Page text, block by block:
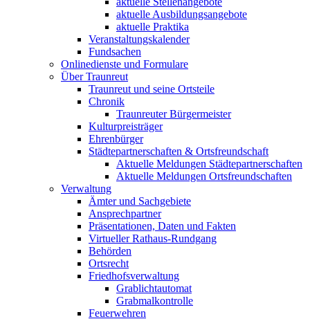
aktuelle Ausbildungsangebote
aktuelle Praktika
Veranstaltungskalender
Fundsachen
Onlinedienste und Formulare
Über Traunreut
Traunreut und seine Ortsteile
Chronik
Traunreuter Bürgermeister
Kulturpreisträger
Ehrenbürger
Städtepartnerschaften & Ortsfreundschaft
Aktuelle Meldungen Städtepartnerschaften
Aktuelle Meldungen Ortsfreundschaften
Verwaltung
Ämter und Sachgebiete
Ansprechpartner
Präsentationen, Daten und Fakten
Virtueller Rathaus-Rundgang
Behörden
Ortsrecht
Friedhofsverwaltung
Grablichtautomat
Grabmalkontrolle
Feuerwehren